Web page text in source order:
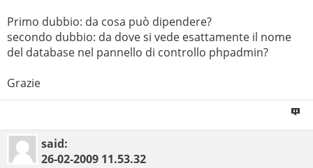
Primo dubbio: da cosa può dipendere?
secondo dubbio: da dove si vede esattamente il nome
del database nel pannello di controllo phpadmin?
Grazie
said:
26-02-2009 11.53.32